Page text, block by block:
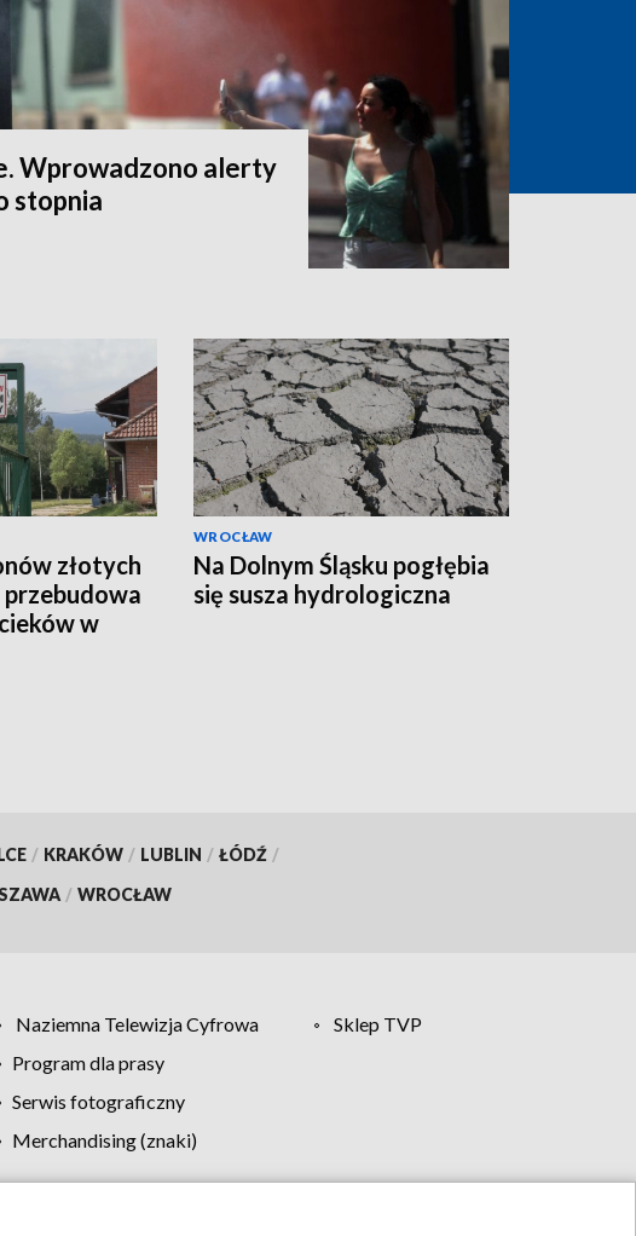
Wprowadzono alerty
stopnia
złotych
w
WROCŁAW
Na Dolnym Śląsku pogłębia
się susza hydrologiczna
/ KRAKÓW / LUBLIN / ŁÓDŹ /
/ WROCŁAW
Naziemna Telewizja Cyfrowa
Sklep TVP
Program dla prasy
Serwis fotograficzny
Merchandising (znaki)